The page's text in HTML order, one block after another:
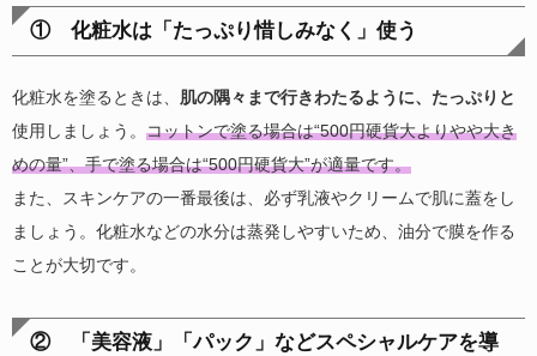
① 化粧水は「たっぷり惜しみなく」使う
化粧水を塗るときは、 肌の隅々まで行きわたるように、たっぷりと
使用しましょう。 コットンで塗る場合は“500円硬貨大よりやや大き
めの量”、手で塗る場合は“500円硬貨大”が適量です。
また、スキンケアの一番最後は、必ず乳液やクリームで肌に蓋をし
ましょう。化粧水などの水分は蒸発しやすいため、油分で膜を作る
ことが大切です。
② 「美容液」「パック」などスペシャルケアを導